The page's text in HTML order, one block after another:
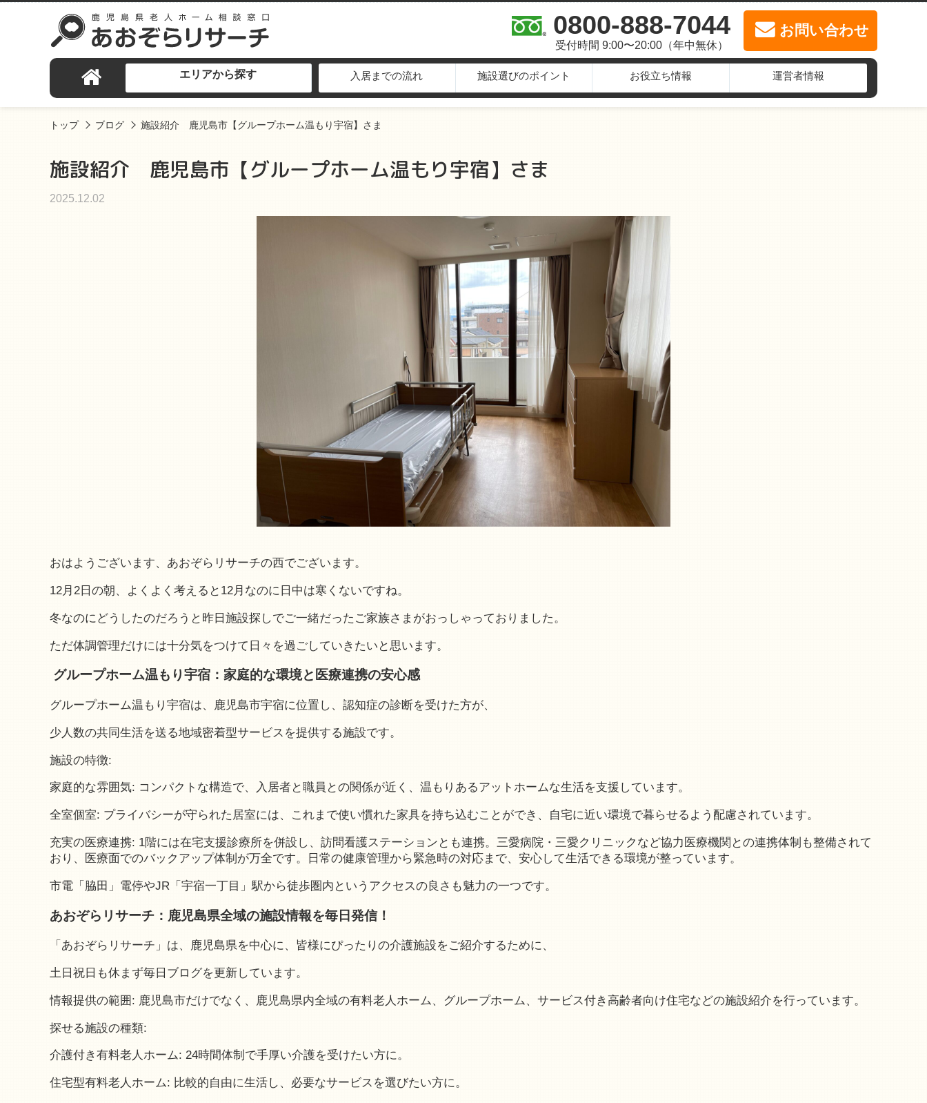
0800-888-7044
受付時間 9:00〜20:00（年中無休）
お問い合わせ
エリアから探す 入居までの流れ 施設選びのポイント お役立ち情報 運営者情報
トップ ブログ 施設紹介 鹿児島市【グループホーム温もり宇宿】さま
施設紹介 鹿児島市【グループホーム温もり宇宿】さま
2025.12.02
おはようございます、あおぞらリサーチの西でございます。
12月2日の朝、よくよく考えると12月なのに日中は寒くないですね。
冬なのにどうしたのだろうと昨日施設探しでご一緒だったご家族さまがおっしゃっておりました。
ただ体調管理だけには十分気をつけて日々を過ごしていきたいと思います。
グループホーム温もり宇宿：家庭的な環境と医療連携の安心感
グループホーム温もり宇宿は、鹿児島市宇宿に位置し、認知症の診断を受けた方が、
少人数の共同生活を送る地域密着型サービスを提供する施設です。
施設の特徴:
家庭的な雰囲気: コンパクトな構造で、入居者と職員との関係が近く、温もりあるアットホームな生活を支援しています。
全室個室: プライバシーが守られた居室には、これまで使い慣れた家具を持ち込むことができ、自宅に近い環境で暮らせるよう配慮されています。
充実の医療連携: 1階には在宅支援診療所を併設し、訪問看護ステーションとも連携。三愛病院・三愛クリニックなど協力医療機関との連携体制も整備されて
おり、医療面でのバックアップ体制が万全です。日常の健康管理から緊急時の対応まで、安心して生活できる環境が整っています。
市電「脇田」電停やJR「宇宿一丁目」駅から徒歩圏内というアクセスの良さも魅力の一つです。
あおぞらリサーチ：鹿児島県全域の施設情報を毎日発信！
「あおぞらリサーチ」は、鹿児島県を中心に、皆様にぴったりの介護施設をご紹介するために、
土日祝日も休まず毎日ブログを更新しています。
情報提供の範囲: 鹿児島市だけでなく、鹿児島県内全域の有料老人ホーム、グループホーム、サービス付き高齢者向け住宅などの施設紹介を行っています。
探せる施設の種類:
介護付き有料老人ホーム: 24時間体制で手厚い介護を受けたい方に。
住宅型有料老人ホーム: 比較的自由に生活し、必要なサービスを選びたい方に。